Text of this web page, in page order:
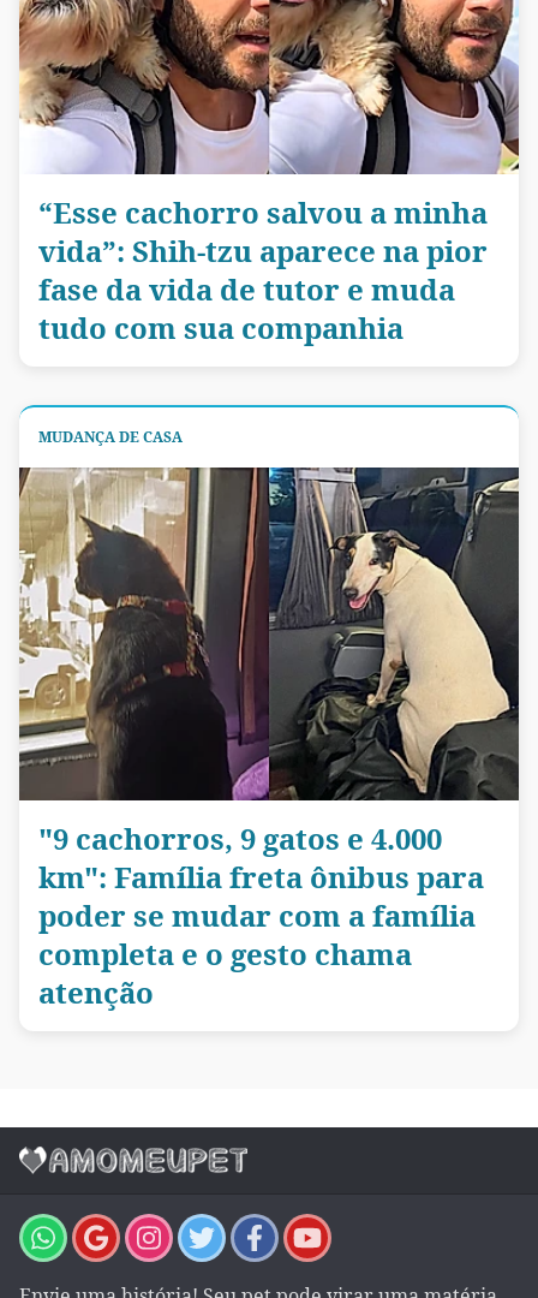
“Esse cachorro salvou a minha
vida”: Shih-tzu aparece na pior
fase da vida de tutor e muda
tudo com sua companhia
MUDANÇA DE CASA
"9 cachorros, 9 gatos e 4.000
km": Família freta ônibus para
poder se mudar com a família
completa e o gesto chama
atenção